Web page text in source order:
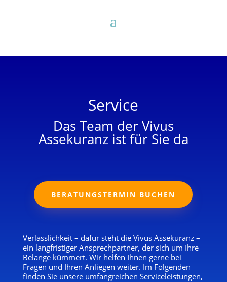
Service
Das Team der Vivus
Assekuranz ist für Sie da
BERATUNGSTERMIN BUCHEN
Verlässlichkeit – dafür steht die Vivus Assekuranz –
ein langfristiger Ansprechpartner, der sich um Ihre
Belange kümmert. Wir helfen Ihnen gerne bei
Fragen und Ihren Anliegen weiter. Im Folgenden
finden Sie unsere umfangreichen Serviceleistungen,